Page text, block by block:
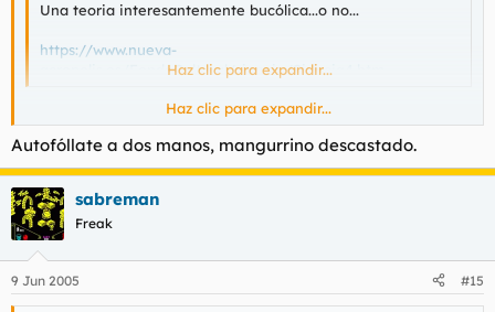
Una teoria interesantemente bucólica...o no...
https://www.nueva-
acropolis.es/FondoCultural/ciencia/Ciencia4.htm
Haz clic para expandir...
Eso es una secta.
Haz clic para expandir...
Autofóllate a dos manos, mangurrino descastado.
sabreman
Freak
9 Jun 2005 #15